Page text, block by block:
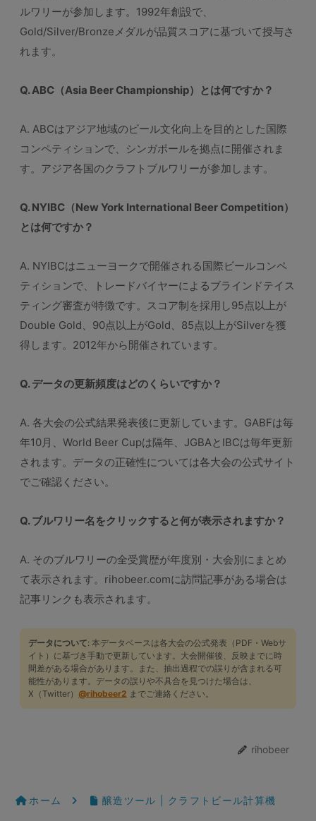
ルワリーが参加します。1992年創設で、
Gold/Silver/Bronzeメダルが品質スコアに基づいて授与さ
れます。
Q. ABC（Asia Beer Championship）とは何ですか？
A. ABCはアジア地域のビール文化向上を目的とした国際
コンペティションで、シンガポールを拠点に開催されま
す。アジア各国のクラフトブルワリーが参加します。
Q. NYIBC（New York International Beer Competition）
とは何ですか？
A. NYIBCはニューヨークで開催される国際ビールコンペ
ティションで、トレードバイヤーによるブラインドテイス
ティング審査が特徴です。スコア制を採用し95点以上が
Double Gold、90点以上がGold、85点以上がSilverを獲
得します。2012年から開催されています。
Q. データの更新頻度はどのくらいですか？
A. 各大会の公式結果発表後に更新しています。GABFは毎
年10月、World Beer Cupは隔年、JGBAとIBCは毎年更新
されます。データの正確性については各大会の公式サイト
でご確認ください。
Q. ブルワリー名をクリックすると何が表示されますか？
A. そのブルワリーの全受賞歴が年度別・大会別にまとめ
て表示されます。rihobeer.comに訪問記事がある場合は
記事リンクも表示されます。
データについて: 本データベースは各大会の公式発表（PDF・Webサ
イト）に基づき手動で更新しています。大会開催後、反映までに時
間差がある場合があります。また、抽出過程での誤りが含まれる可
能性があります。データの誤りや不具合を見つけた場合は、
X（Twitter） @rihobeer2 までご連絡ください。
rihobeer
ホーム 醸造ツール | クラフトビール計算機